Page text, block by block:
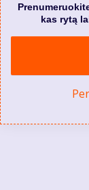
kas rytą